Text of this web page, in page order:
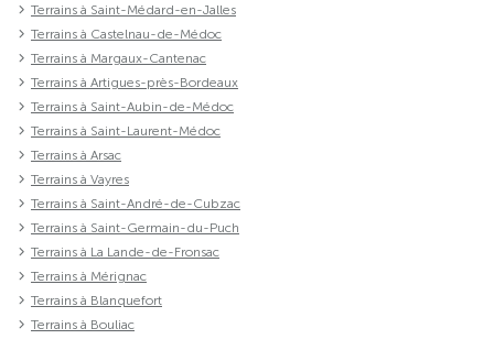
Terrains à Saint-Médard-en-Jalles
Terrains à Castelnau-de-Médoc
Terrains à Margaux-Cantenac
Terrains à Artigues-près-Bordeaux
Terrains à Saint-Aubin-de-Médoc
Terrains à Saint-Laurent-Médoc
Terrains à Arsac
Terrains à Vayres
Terrains à Saint-André-de-Cubzac
Terrains à Saint-Germain-du-Puch
Terrains à La Lande-de-Fronsac
Terrains à Mérignac
Terrains à Blanquefort
Terrains à Bouliac